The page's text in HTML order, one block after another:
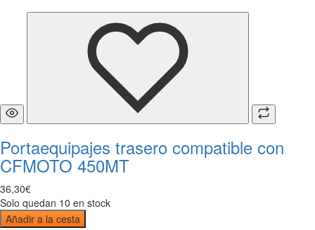
Portaequipajes trasero compatible con
CFMOTO 450MT
36,30€
Solo quedan 10 en stock
Añadir a la cesta